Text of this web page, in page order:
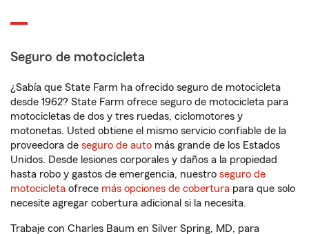
Seguro de motocicleta
¿Sabía que State Farm ha ofrecido seguro de motocicleta
desde 1962? State Farm ofrece seguro de motocicleta para
motocicletas de dos y tres ruedas, ciclomotores y
motonetas. Usted obtiene el mismo servicio confiable de la
proveedora de seguro de auto más grande de los Estados
Unidos. Desde lesiones corporales y daños a la propiedad
hasta robo y gastos de emergencia, nuestro seguro de
motocicleta ofrece más opciones de cobertura para que solo
necesite agregar cobertura adicional si la necesita.
Trabaje con Charles Baum en Silver Spring, MD, para